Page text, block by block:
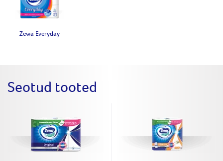
Zewa Everyday
Seotud tooted